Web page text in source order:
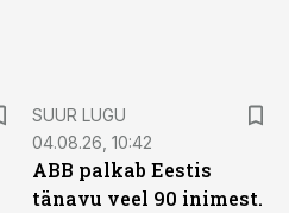
SUUR LUGU
04.08.26, 10:42
ABB palkab Eestis
tänavu veel 90 inimest.